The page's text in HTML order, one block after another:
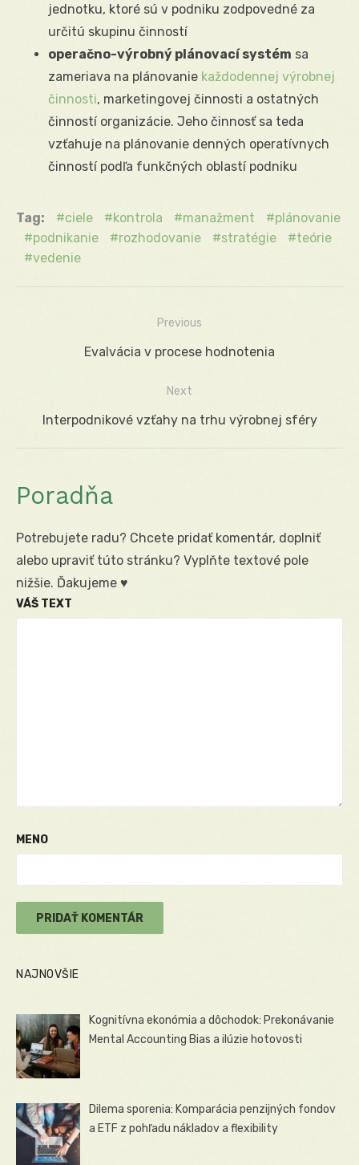
jednotku, ktoré sú v podniku zodpovedné za
určitú skupinu činností
operačno-výrobný plánovací systém sa
zameriava na plánovanie každodennej výrobnej
činnosti, marketingovej činnosti a ostatných
činností organizácie. Jeho činnosť sa teda
vzťahuje na plánovanie denných operatívnych
činností podľa funkčných oblastí podniku
Tag: ciele kontrola manažment
plánovanie
podnikanie
rozhodovanie stratégie
teórie
vedenie
Navigácia
Previous
Previous
Evalvácia v procese hodnotenia
Next
Next
Interpodnikové vzťahy na trhu výrobnej sféry
Poradňa
Potrebujete radu? Chcete pridať komentár, doplniť
alebo upraviť túto stránku? Vyplňte textové pole
nižšie. Ďakujeme ♥
VÁŠ TEXT
MENO
NAJNOVŠIE
Kognitívna ekonómia a dôchodok: Prekonávanie
Mental Accounting Bias a ilúzie hotovosti
Dilema sporenia: Komparácia penzijných fondov
a ETF z pohľadu nákladov a flexibility